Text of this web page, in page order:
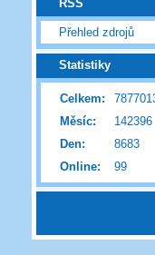
RSS
Přehled zdrojů
Statistiky
Online: 99
Celkem:
Měsíc:
142396
Den:
8683